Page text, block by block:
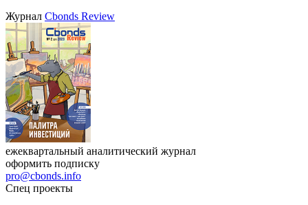
Журнал Cbonds Review
ежеквартальный аналитический журнал
оформить подписку
pro@cbonds.info
Спец проекты